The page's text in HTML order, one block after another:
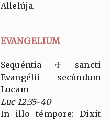
Allelúja.
EVANGELIUM
Sequéntia ☩ sancti
Evangélii secúndum
Lucam
Luc 12:35-40
In illo témpore: Dixit